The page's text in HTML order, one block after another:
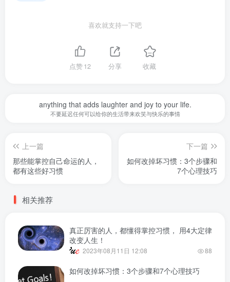
喜欢就支持一下吧
点赞12 分享 收藏
anything that adds laughter and joy to your life.
不要延迟任何可以给你的生活带来欢笑与快乐的事情
上一篇
那些能掌控自己命运的人，
都有这些好习惯
下一篇
如何改掉坏习惯：3个步骤和
7个心理技巧
相关推荐
真正厉害的人，都懂得掌控习惯， 用4大定律
改变人生！
2023年08月11日 12:08 88
如何改掉坏习惯：3个步骤和7个心理技巧